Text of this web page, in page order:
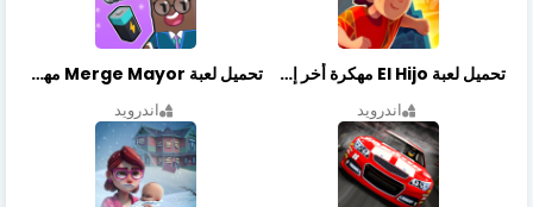
تحميل لعبة El Hijo مهكرة أخر إصدار
اندرويد
تحميل لعبة Merge Mayor مهكرة أخر إصدار
اندرويد